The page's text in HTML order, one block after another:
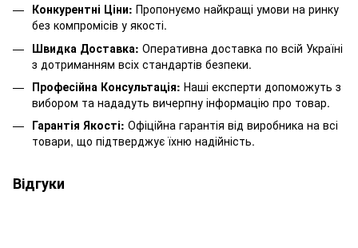
Конкурентні Ціни: Пропонуємо найкращі умови на ринку
без компромісів у якості.
Швидка Доставка: Оперативна доставка по всій Україні
з дотриманням всіх стандартів безпеки.
Професійна Консультація: Наші експерти допоможуть з
вибором та нададуть вичерпну інформацію про товар.
Гарантія Якості: Офіційна гарантія від виробника на всі
товари, що підтверджує їхню надійність.
Відгуки